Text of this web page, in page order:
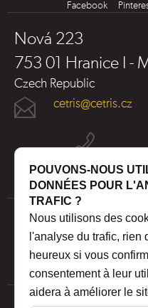
Facebook
Nová 223
753 01 Hranice I -
Czech Republic
cetris@cetris.cz
POUVONS-NOUS
DONNÉES POUR
TRAFIC ?
Nous utilisons des
l'analyse du trafic, rien
heureux si vous
consentement à leur
aidera à améliorer le